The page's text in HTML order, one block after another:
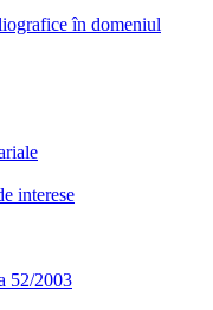
în domeniul
interese
52/2003